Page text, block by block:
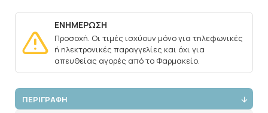
ΕΝΗΜΕΡΩΣΗ
Προσοχή. Οι τιμές ισχύουν μόνο για τηλεφωνικές
ή ηλεκτρονικές παραγγελίες και όχι για
απευθείας αγορές από το Φαρμακείο.
ΠΕΡΙΓΡΑΦΗ